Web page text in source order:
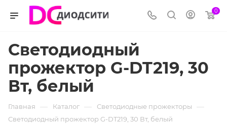
0
Светодиодный
прожектор G-DT219, 30
Вт, белый
Главная — Каталог — Светодиодные прожекторы —
Светодиодный прожектор G-DT219, 30 Вт, белый